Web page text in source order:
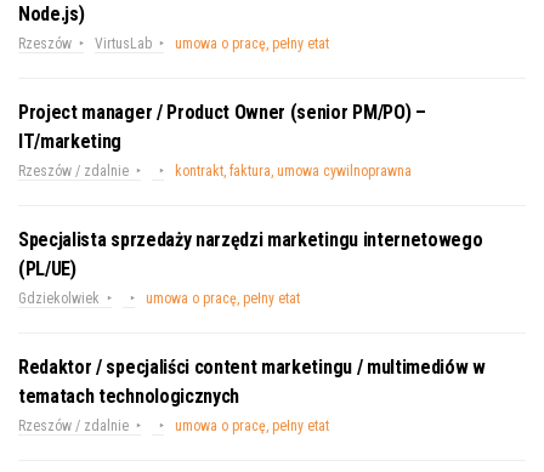
Node.js)
Rzeszów VirtusLab umowa o pracę, pełny etat
Project manager / Product Owner (senior PM/PO) –
IT/marketing
Rzeszów / zdalnie kontrakt, faktura, umowa cywilnoprawna
Specjalista sprzedaży narzędzi marketingu internetowego
(PL/UE)
Gdziekolwiek umowa o pracę, pełny etat
Redaktor / specjaliści content marketingu / multimediów w
tematach technologicznych
Rzeszów / zdalnie umowa o pracę, pełny etat